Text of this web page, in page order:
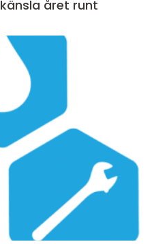
grövelsjön fjällkänsla året runt